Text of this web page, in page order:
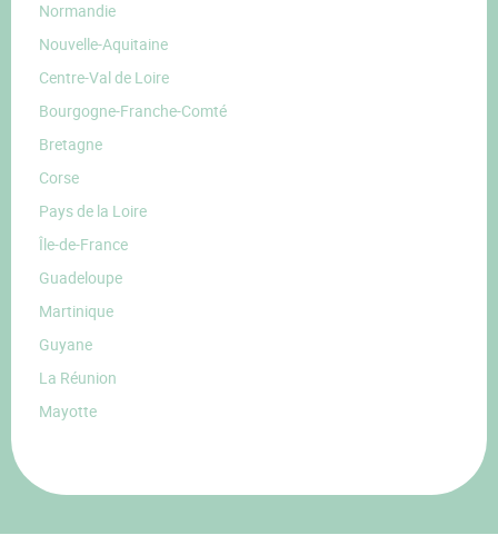
Normandie
Nouvelle-Aquitaine
Centre-Val de Loire
Bourgogne-Franche-Comté
Bretagne
Corse
Pays de la Loire
Île-de-France
Guadeloupe
Martinique
Guyane
La Réunion
Mayotte